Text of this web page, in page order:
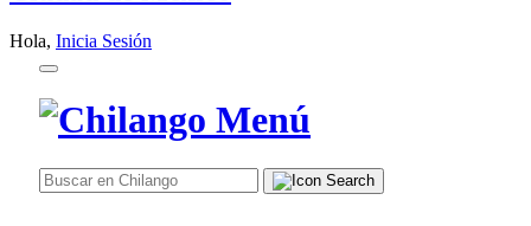
Hola, Inicia Sesión